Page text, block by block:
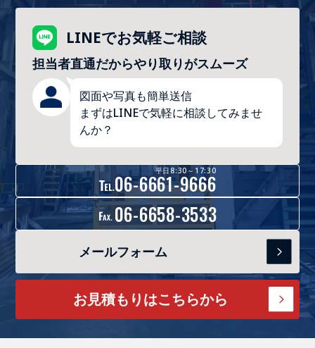
LINEでお気軽ご相談
担当者直通だからやり取りがスムーズ
図面や写真も簡単送信
まずはLINEで気軽に相談してみませ
んか？
06-6661-9666
平日8:30～17:30
06-6658-3533
メールフォーム
お見積もりはこちらから